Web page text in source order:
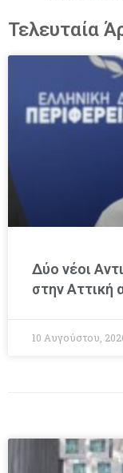
Τελευταία
Δύο νέοι
στην Αττική
10 Αυγούστου,